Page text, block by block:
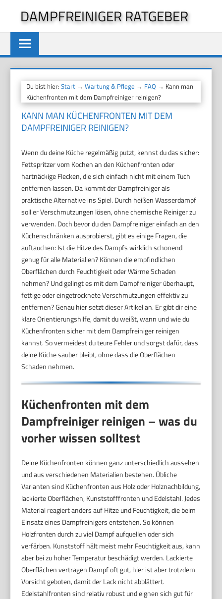
springen
DAMPFREINIGER RATGEBER
Du bist hier:Start →Wartung & Pflege → FAQ → Kann man
Küchenfronten mit dem Dampfreiniger reinigen?
KANN MAN KÜCHENFRONTEN MIT DEM
DAMPFREINIGER REINIGEN?
Wenn du deine Küche regelmäßig putzt, kennst du das sicher:
Fettspritzer vom Kochen an den Küchenfronten oder
hartnäckige Flecken, die sich einfach nicht mit einem Tuch
entfernen lassen. Da kommt der Dampfreiniger als
praktische Alternative ins Spiel. Durch heißen Wasserdampf
soll er Verschmutzungen lösen, ohne chemische Reiniger zu
verwenden. Doch bevor du den Dampfreiniger einfach an den
Küchenschränken ausprobierst, gibt es einige Fragen, die
auftauchen: Ist die Hitze des Dampfs wirklich schonend
genug für alle Materialien? Können die empfindlichen
Oberflächen durch Feuchtigkeit oder Wärme Schaden
nehmen? Und gelingt es mit dem Dampfreiniger überhaupt,
fettige oder eingetrocknete Verschmutzungen effektiv zu
entfernen? Genau hier setzt dieser Artikel an. Er gibt dir eine
klare Orientierungshilfe, damit du weißt, wann und wie du
Küchenfronten sicher mit dem Dampfreiniger reinigen
kannst. So vermeidest du teure Fehler und sorgst dafür, dass
deine Küche sauber bleibt, ohne dass die Oberflächen
Schaden nehmen.
Küchenfronten mit dem
Dampfreiniger reinigen – was du
vorher wissen solltest
Deine Küchenfronten können ganz unterschiedlich aussehen
und aus verschiedenen Materialien bestehen. Übliche
Varianten sind Küchenfronten aus Holz oder Holznachbildung,
lackierte Oberflächen, Kunststofffronten und Edelstahl. Jedes
Material reagiert anders auf Hitze und Feuchtigkeit, die beim
Einsatz eines Dampfreinigers entstehen. So können
Holzfronten durch zu viel Dampf aufquellen oder sich
verfärben. Kunststoff hält meist mehr Feuchtigkeit aus, kann
aber bei zu hoher Temperatur beschädigt werden. Lackierte
Oberflächen vertragen Dampf oft gut, hier ist aber trotzdem
Vorsicht geboten, damit der Lack nicht abblättert.
Edelstahlfronten sind relativ robust und eignen sich gut für